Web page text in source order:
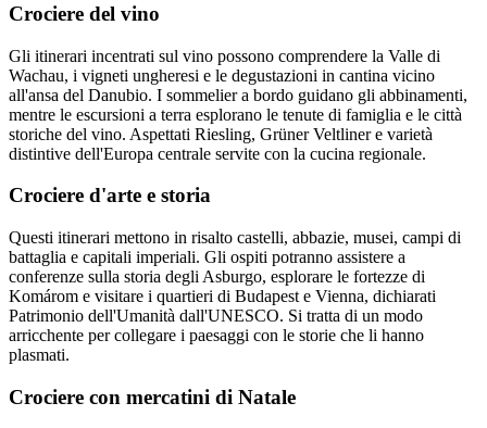
Crociere del vino
Gli itinerari incentrati sul vino possono comprendere la Valle di
Wachau, i vigneti ungheresi e le degustazioni in cantina vicino
all'ansa del Danubio. I sommelier a bordo guidano gli abbinamenti,
mentre le escursioni a terra esplorano le tenute di famiglia e le città
storiche del vino. Aspettati Riesling, Grüner Veltliner e varietà
distintive dell'Europa centrale servite con la cucina regionale.
Crociere d'arte e storia
Questi itinerari mettono in risalto castelli, abbazie, musei, campi di
battaglia e capitali imperiali. Gli ospiti potranno assistere a
conferenze sulla storia degli Asburgo, esplorare le fortezze di
Komárom e visitare i quartieri di Budapest e Vienna, dichiarati
Patrimonio dell'Umanità dall'UNESCO. Si tratta di un modo
arricchente per collegare i paesaggi con le storie che li hanno
plasmati.
Crociere con mercatini di Natale